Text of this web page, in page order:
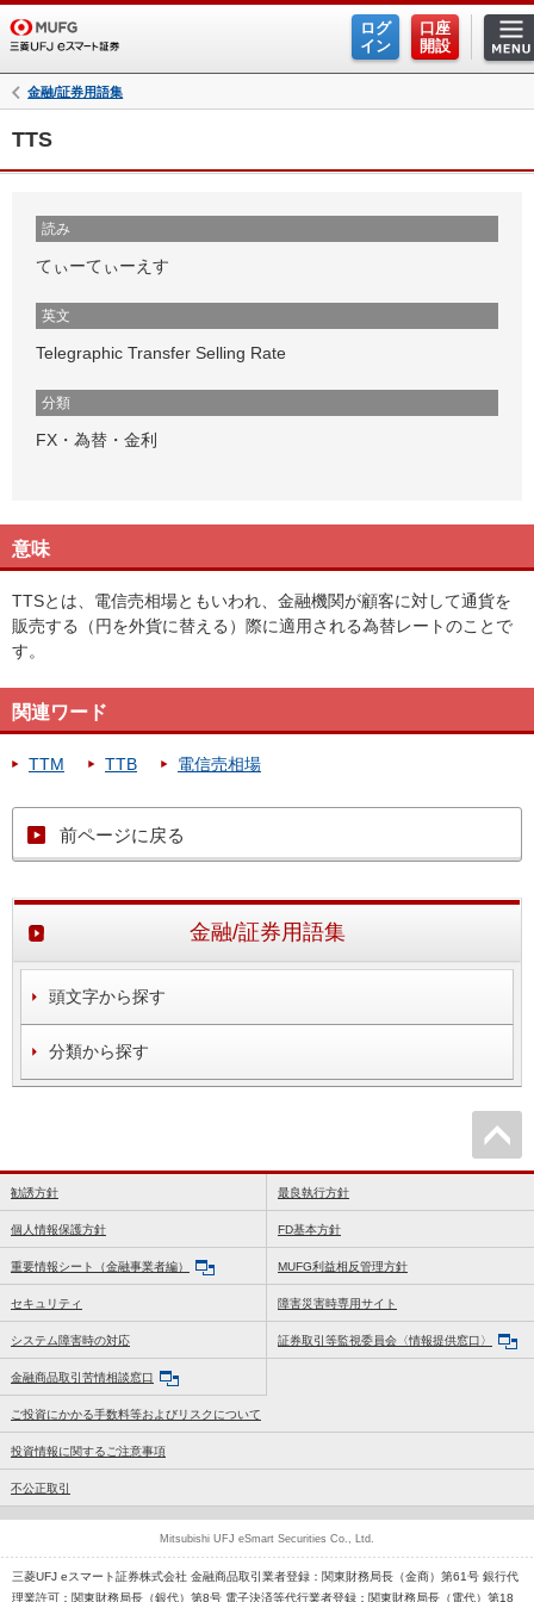
ログ
イン
口座
開設
金融/証券用語集
TTS
読み
てぃーてぃーえす
英文
Telegraphic Transfer Selling Rate
分類
FX・為替・金利
意味
TTSとは、電信売相場ともいわれ、金融機関が顧客に対して通貨を
販売する（円を外貨に替える）際に適用される為替レートのことで
す。
関連ワード
TTM TTB 電信売相場
前ページに戻る
金融/証券用語集
頭文字から探す
分類から探す
勧誘方針 最良執行方針
個人情報保護方針 FD基本方針
重要情報シート（金融事業者編） MUFG利益相反管理方針
セキュリティ 障害災害時専用サイト
システム障害時の対応 証券取引等監視委員会〈情報提供窓口〉
金融商品取引苦情相談窓口
ご投資にかかる手数料等およびリスクについて
投資情報に関するご注意事項
不公正取引
三菱UFJ eスマート証券株式会社 金融商品取引業者登録：関東財務局長（金商）第61号 銀行代
理業許可：関東財務局長（銀代）第8号 電子決済等代行業者登録：関東財務局長（電代）第18
Mitsubishi UFJ eSmart Securities Co., Ltd.